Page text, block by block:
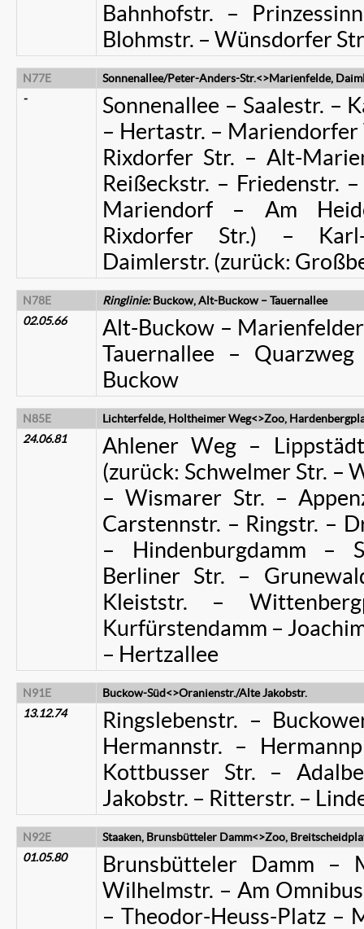
Bahnhofstr. –
Blohmstr. – Wünsdorfer
N77E
Sonnenallee/Peter-Anders-Str.<>Marienfelde,
-
Sonnenallee – Saalestr. –
– Hertastr. –
Rixdorfer Str. – Alt-
Reißeckstr. – Friedenstr.
Mariendorf – Am
Rixdorfer Str.) – Karl-
Daimlerstr. (zurück:
N78E Ringlinie:Buckow, Alt-Buckow – Tauernallee
02.05.66
Alt-Buckow –
Tauernallee –
Buckow
N85E
Lichterfelde, Holtheimer Weg<>Zoo,
24.06.81
Ahlener Weg –
(zurück: Schwelmer Str. –
– Wismarer Str. –
Carstennstr. – Ringstr. –
– Hindenburgdamm –
Berliner Str. –
Kleiststr. –
Kurfürstendamm –
– Hertzallee
N91E
Buckow-Süd<>Oranienstr./Alte Jakobstr.
13.12.74
Ringslebenstr. –
Hermannstr. –
Kottbusser Str. –
Jakobstr. – Ritterstr. –
N92E
Staaken, Brunsbütteler Damm<>Zoo,
01.05.80
Brunsbütteler Damm –
Wilhelmstr. – Am
– Theodor-Heuss-Platz –